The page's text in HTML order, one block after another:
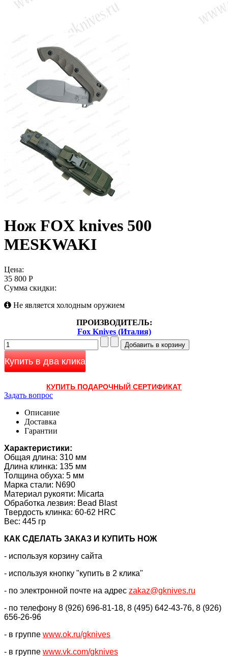
Нож FOX knives 500
MESKWAKI
Цена:
35 800 Р
Сумма скидки:
Не является холодным оружием
ПРОИЗВОДИТЕЛЬ:
Fox Knives (Италия)
Купить в два клика
КУПИТЬ ПОДАРОЧНЫЙ СЕРТИФИКАТ
Задать вопрос
Описание
Доставка
Гарантии
Характеристики:
Общая длина: 310 мм
Длина клинка: 135 мм
Толщина обуха: 5 мм
Марка стали: N690
Материал рукояти: Micarta
Обработка лезвия: Bead Blast
Твердость клинка: 60-62 HRC
Вес: 445 гр
КАК CДЕЛАТЬ ЗАКАЗ И КУПИТЬ НОЖ
- используя корзину сайта
- используя кнопку "купить в 2 клика"
- по электронной почте на адрес zakaz@gknives.ru
- по телефону 8 (926) 696-81-18, 8 (495) 642-43-76, 8 (926)
656-26-96
- в группе www.ok.ru/gknives
- в группе www.vk.com/gknives